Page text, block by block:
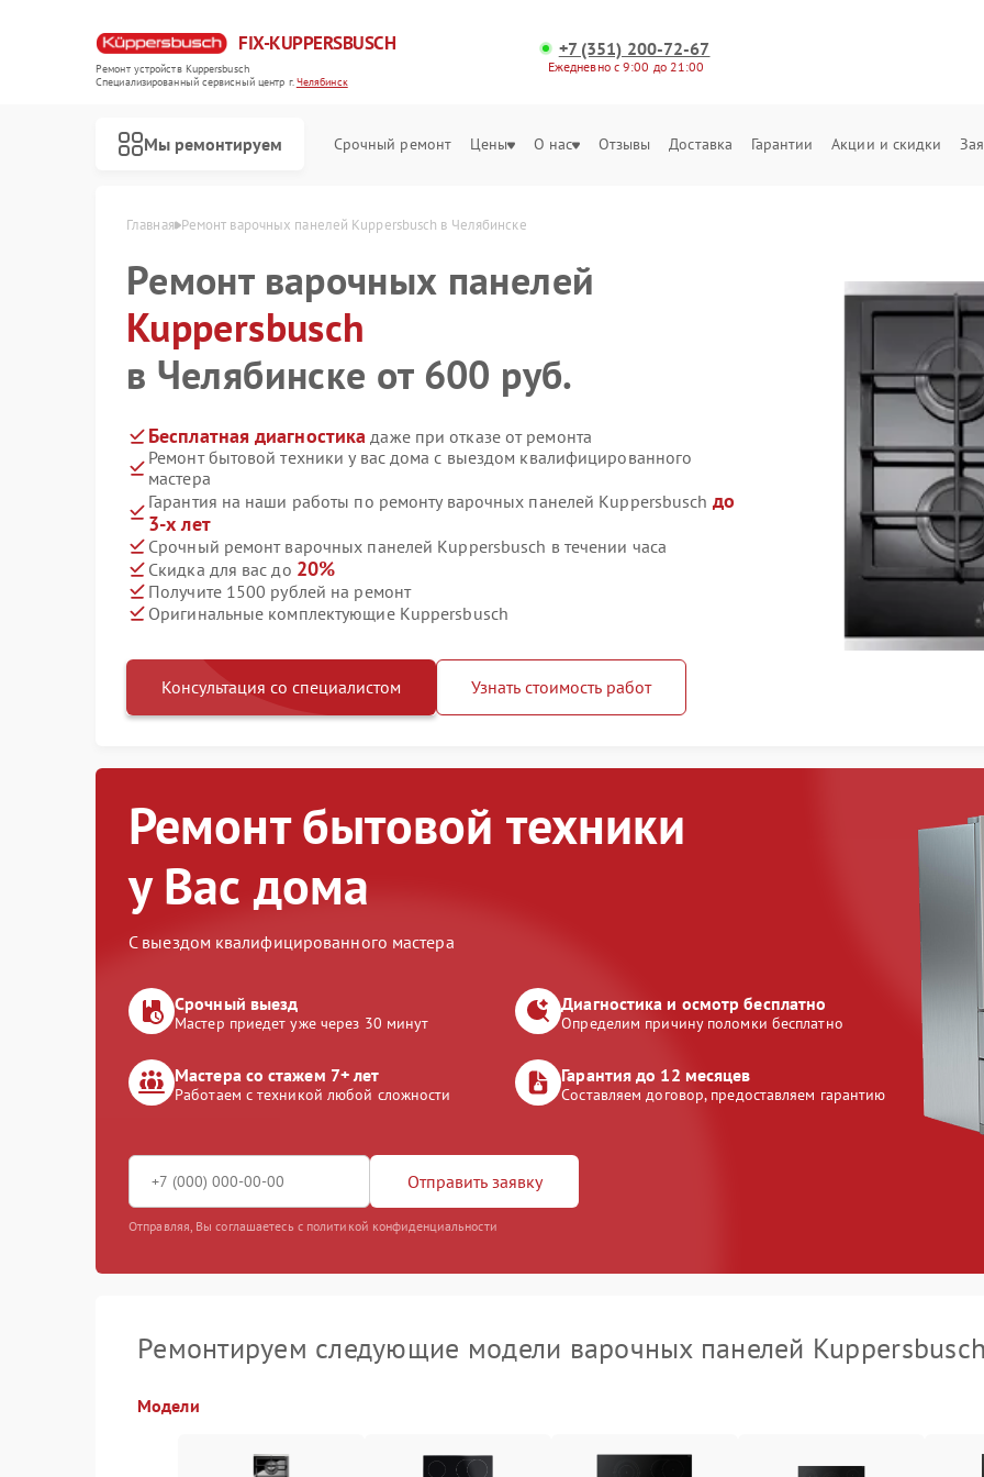
FIX-KUPPERSBUSCH
Ремонт устройств Kuppersbusch
Специализированный cервисный центр г.Челябинск
+7 (351) 200-72-67
Ежедневно с 9:00 до 21:00
Мы ремонтируем Срочный ремонт Цены О нас Отзывы Доставка Гарантии Акции и скидки
Главная Ремонт варочных панелей Kuppersbusch в Челябинске
Ремонт варочных панелей
Kuppersbusch
в Челябинске от 600 руб.
Бесплатная диагностика даже при отказе от ремонта
Ремонт бытовой техники у вас дома с выездом квалифицированного
мастера
Гарантия на наши работы по ремонту варочных панелей Kuppersbusch до
3-х лет
Срочный ремонт варочных панелей Kuppersbusch в течении часа
Скидка для вас до 20%
Получите 1500 рублей на ремонт
Оригинальные комплектующие Kuppersbusch
Консультация со специалистом Узнать стоимость работ
Ремонт бытовой техники
у Вас дома
С выездом квалифицированного мастера
Срочный выезд
Мастер приедет уже через 30 минут
Диагностика и осмотр бесплатно
Определим причину поломки бесплатно
Мастера со стажем 7+ лет
Работаем с техникой любой сложности
Гарантия до 12 месяцев
Составляем договор, предоставляем гарантию
Отправить заявку
Отправляя, Вы соглашаетесь с политикой конфиденциальности
Ремонтируем следующие модели варочных панелей
Модели